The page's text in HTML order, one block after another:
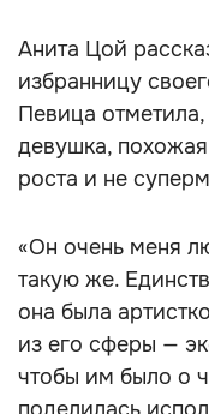
Анита Цой
избранницу
Певица
девушка,
роста и не
«Он очень меня
такую же.
она была
из его сферы —
чтобы им было о